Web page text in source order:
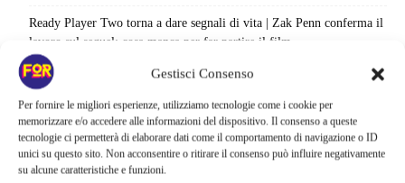
Gestisci Consenso
Per fornire le migliori esperienze, utilizziamo tecnologie come i cookie per
memorizzare e/o accedere alle informazioni del dispositivo. Il consenso a queste
tecnologie ci permetterà di elaborare dati come il comportamento di navigazione o ID
unici su questo sito. Non acconsentire o ritirare il consenso può influire negativamente
su alcune caratteristiche e funzioni.
Ready Player Two torna a dare segnali di vita | Zak Penn conferma il
lavoro sul sequel: cosa manca per far partire il film
Sky e NOW svelano le uscite di agosto 2026 | Serie, film e
documentari in arrivo: i titoli da non perdere
Spider-Man: Brand New Day riapre una vecchia ferita | Il finale
alimenta una nuova teoria: il dettaglio che coinvolge i due più amati